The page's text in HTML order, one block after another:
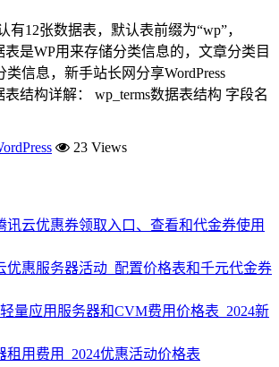
有12张数据表，默认表前缀为“wp”，
表是WP用来存储分类信息的，文章分类目
类信息，新手站长网分享WordPress
表结构详解： wp_terms数据表结构 字段名
23 Views
讯云优惠券领取入口、查看和代金券使用
优惠服务器活动_配置价格表和千元代金券
量应用服务器和CVM费用价格表_2024新
租用费用_2024优惠活动价格表